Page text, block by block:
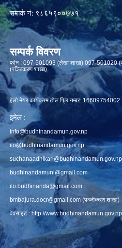
सम्पर्क नं: ९८६५९००७७१
सम्पर्क विवरण
फाेन : 097-501093 (लेखा शाखा) 097-501020
(पञ्जिकरण शाखा)
हेलो मेयर कार्यक्रम टोल फ्रि नम्बर: 16609754002
इमेल :
info@budhinandamun.gov.np
ito@budhinandamun.gov.np
suchanaadhikari@budhinandamun.gov.np
budhinandamuni@gmail.com
ito.budhinanda@gmail.com
bmbajura.docr@gmail.com (पञ्जीकरण शाखा)
वेवसाइट :http://www.budhinandamun.gov.np